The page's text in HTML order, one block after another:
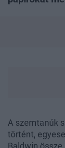
A szemtanúk
történt,
Baldwin